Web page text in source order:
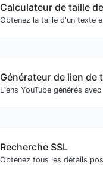
Recherche SSL